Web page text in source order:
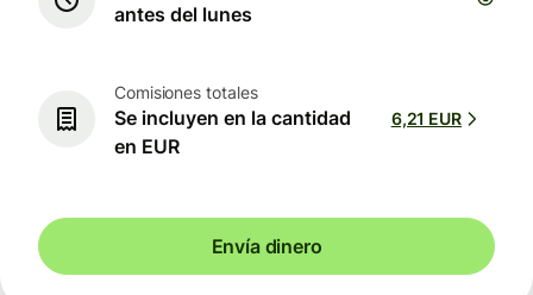
antes del lunes
Comisiones totales
Se incluyen en la cantidad
en EUR
6,21 EUR
Envía dinero